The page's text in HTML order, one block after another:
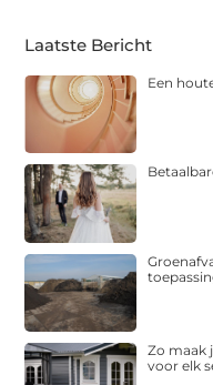
Laatste Bericht
Een
Zo maak
voor elk